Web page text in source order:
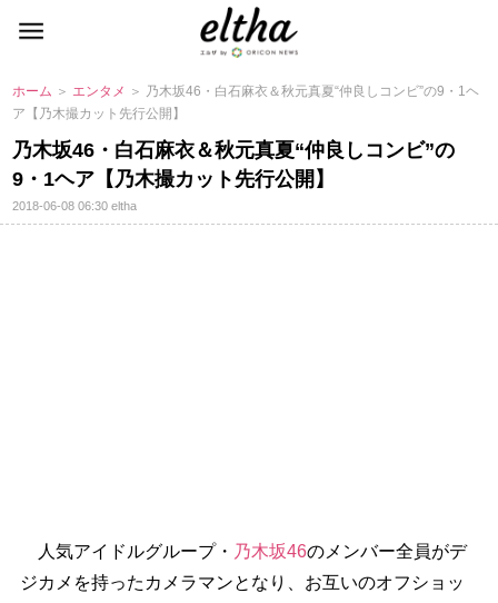
ホーム ＞ エンタメ ＞ 乃木坂46・白石麻衣＆秋元真夏“仲良しコンビ”の9・1ヘ
ア【乃木撮カット先行公開】
乃木坂46・白石麻衣＆秋元真夏“仲良しコンビ”の
9・1ヘア【乃木撮カット先行公開】
2018-06-08 06:30eltha
人気アイドルグループ・ 乃木坂46のメンバー全員がデ
ジカメを持ったカメラマンとなり、お互いのオフショッ